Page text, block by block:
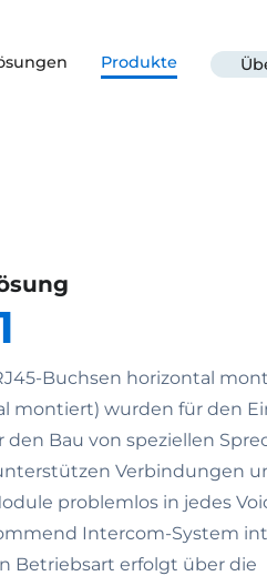
Produkte
Buchsen horizontal
montiert) wurden für den
Bau von speziellen
Verbindungen
problemlos in jedes
Intercom-System
Betriebsart erfolgt über die